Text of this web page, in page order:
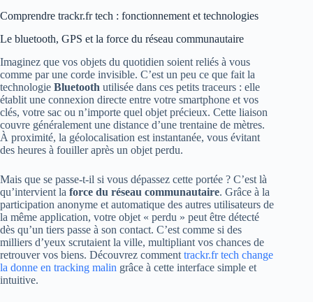
Comprendre trackr.fr tech : fonctionnement et technologies
Le bluetooth, GPS et la force du réseau communautaire
Imaginez que vos objets du quotidien soient reliés à vous
comme par une corde invisible. C’est un peu ce que fait la
technologie Bluetooth utilisée dans ces petits traceurs : elle
établit une connexion directe entre votre smartphone et vos
clés, votre sac ou n’importe quel objet précieux. Cette liaison
couvre généralement une distance d’une trentaine de mètres.
À proximité, la géolocalisation est instantanée, vous évitant
des heures à fouiller après un objet perdu.
Mais que se passe-t-il si vous dépassez cette portée ? C’est là
qu’intervient la force du réseau communautaire. Grâce à la
participation anonyme et automatique des autres utilisateurs de
la même application, votre objet « perdu » peut être détecté
dès qu’un tiers passe à son contact. C’est comme si des
milliers d’yeux scrutaient la ville, multipliant vos chances de
retrouver vos biens. Découvrez comment trackr.fr tech change
la donne en tracking malin grâce à cette interface simple et
intuitive.